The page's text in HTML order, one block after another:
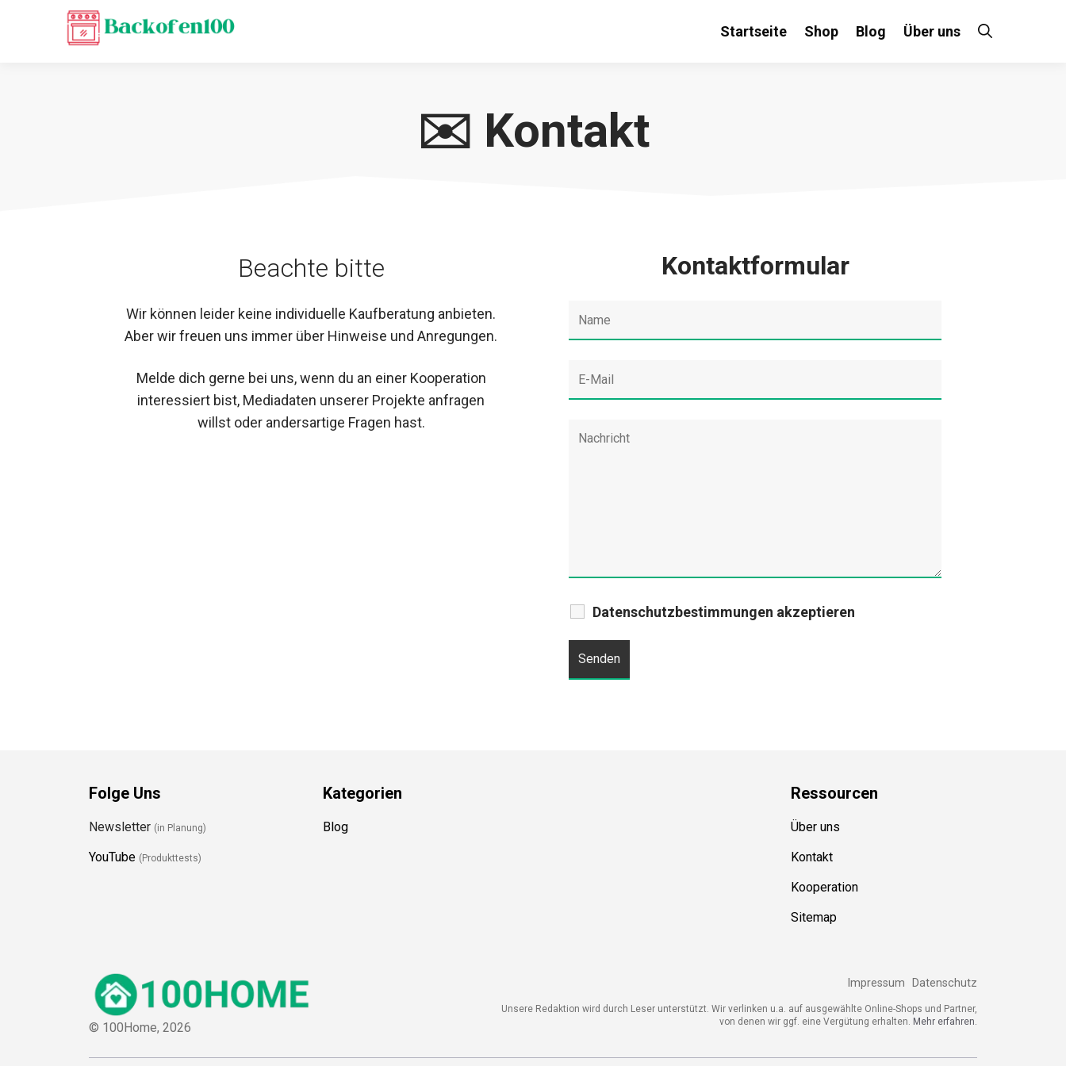
Startseite Shop Blog Über uns
✉️ Kontakt
Beachte bitte
Wir können leider keine individuelle Kaufberatung anbieten.
Aber wir freuen uns immer über Hinweise und Anregungen.
Melde dich gerne bei uns, wenn du an einer Kooperation
interessiert bist, Mediadaten unserer Projekte anfragen
willst oder andersartige Fragen hast.
Kontaktformular
Datenschutzbestimmungen akzeptieren
Folge Uns
Newsletter (in Planung)
YouTube (Produkttests)
Kategorien
Blog
Ressourcen
Über uns
Kontakt
Kooperation
Sitemap
© 100Home, 2026
Impressum Datenschutz
Unsere Redaktion wird durch Leser unterstützt. Wir verlinken u.a. auf ausgewählte Online-Shops und Partner,
von denen wir ggf. eine Vergütung erhalten. Mehr erfahren.